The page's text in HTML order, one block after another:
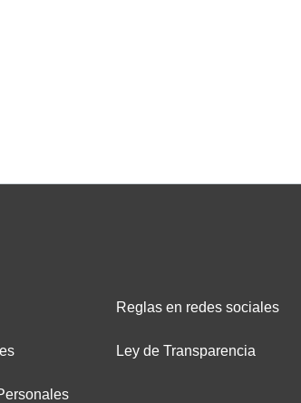
Reglas en redes sociales
Ley de Transparencia